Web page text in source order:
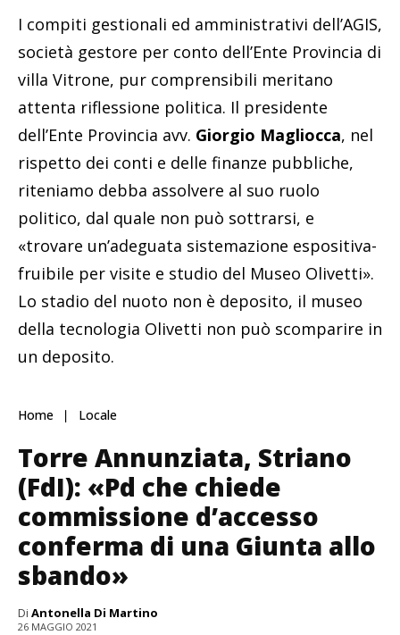
I compiti gestionali ed amministrativi dell’AGIS,
società gestore per conto dell’Ente Provincia di
villa Vitrone, pur comprensibili meritano
attenta riflessione politica. Il presidente
dell’Ente Provincia avv. Giorgio Magliocca, nel
rispetto dei conti e delle finanze pubbliche,
riteniamo debba assolvere al suo ruolo
politico, dal quale non può sottrarsi, e
«trovare un’adeguata sistemazione espositiva-
fruibile per visite e studio del Museo Olivetti».
Lo stadio del nuoto non è deposito, il museo
della tecnologia Olivetti non può scomparire in
un deposito.
Home Locale
Torre Annunziata, Striano
(FdI): «Pd che chiede
commissione d’accesso
conferma di una Giunta allo
sbando»
Di Antonella Di Martino
26 MAGGIO 2021